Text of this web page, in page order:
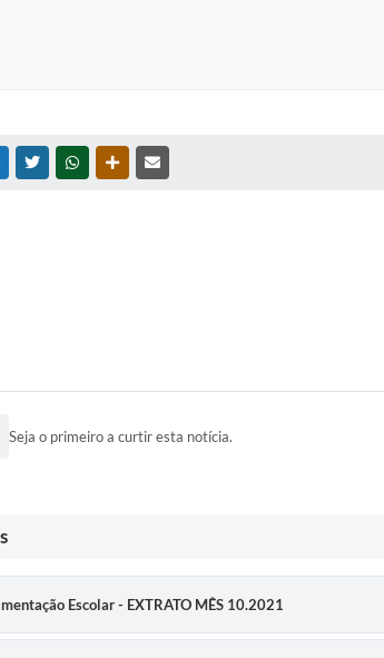
MESSENGER
TWITTERWHATSAPPOUTRAS MÍDIAS
Seja o primeiro a curtir esta notícia.
Escolar - EXTRATO MÊS 10.2021